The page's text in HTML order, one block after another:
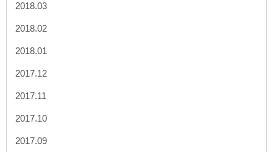
2018.03
2018.02
2018.01
2017.12
2017.11
2017.10
2017.09